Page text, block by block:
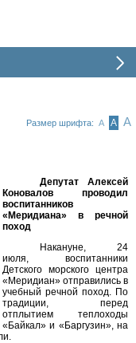
Размер шрифта: А А А
Депутат Алексей
Коновалов проводил
воспитанников
«Меридиана» в речной
поход
Накануне, 24
июля, воспитанники
Детского морского центра
«Меридиан» отправились в
учебный речной поход. По
традиции, перед
отплытием теплоходы
«Байкал» и «Баргузин», на